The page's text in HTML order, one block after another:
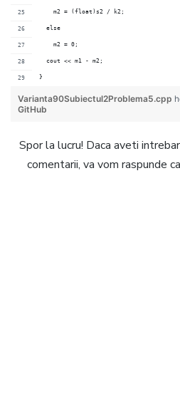
    m2 = (float)s2 / k2;
  else
    m2 = 0;
  cout << m1 - m2;
}
Varianta90Subiectul2Problema5.cpp
GitHub
Spor la lucru! Daca aveti
comentarii, va vom raspunde